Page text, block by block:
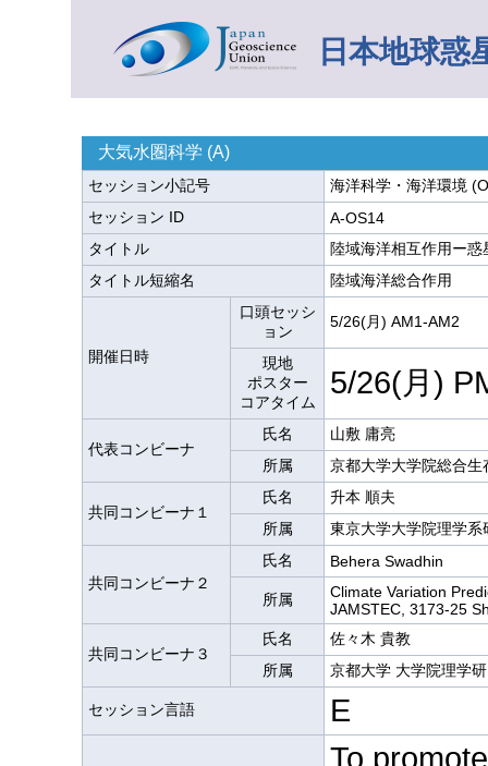
日本地球惑
大気水圏科学 (A)
セッション小記号
海洋科学・海洋環境
セッション ID
A-OS14
タイトル
陸域海洋相互作用ー
タイトル短縮名
陸域海洋総合作用
開催日時
口頭セッシ
ョン
5/26(月) AM1-AM2
現地
ポスター
コアタイム
5/26(月)
代表コンビーナ
氏名
山敷 庸亮
所属
京都大学大学院総合生
共同コンビーナ１
氏名
升本 順夫
所属
東京大学大学院理学系
共同コンビーナ２
氏名 Behera Swadhin
所属
Climate Variation
JAMSTEC, 3173-25
共同コンビーナ３
氏名
佐々木 貴教
所属
京都大学 大学院理学
セッション言語 E
To